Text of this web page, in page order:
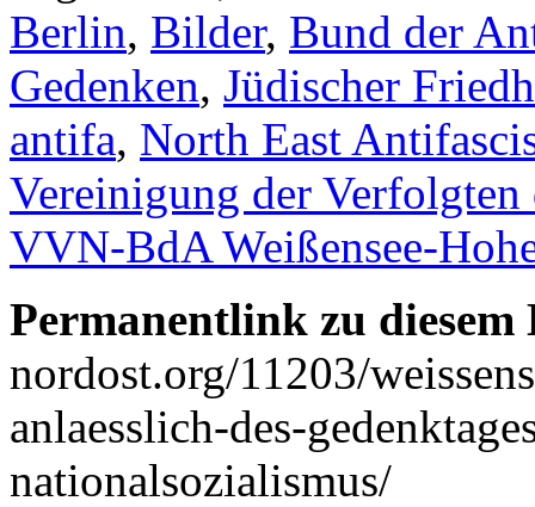
Berlin, Bilder, Bund der
Gedenken, Jüdischer
antifa, North East
Vereinigung der Verfolgten
VVN-BdA Weißensee-
Permanentlink zu
nordost.org/11203/
anlaesslich-des-
nationalsozialismus/